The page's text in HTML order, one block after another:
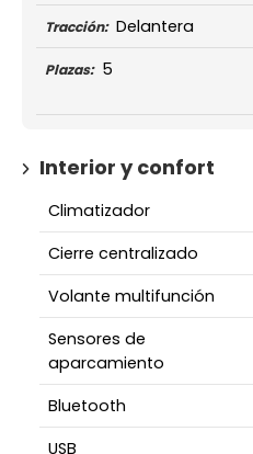
Tracción: Delantera
Plazas: 5
Interior y confort
Climatizador
Cierre centralizado
Volante multifunción
Sensores de
aparcamiento
Bluetooth
USB